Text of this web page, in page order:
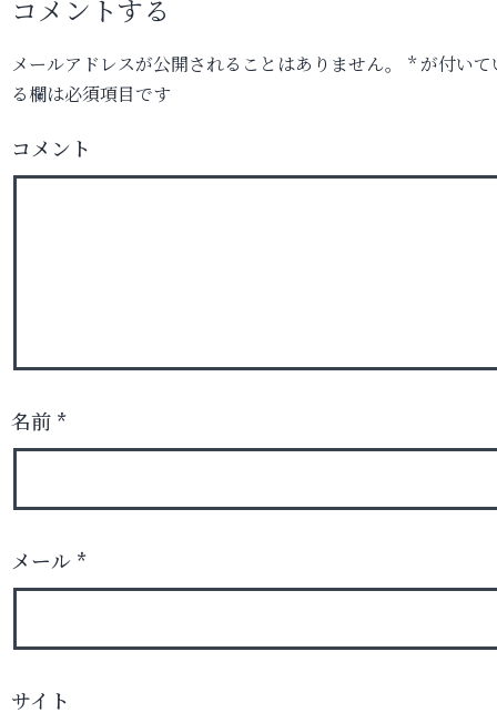
コメントする
メールアドレスが公開されることはありません。 *が付いて
る欄は必須項目です
コメント
名前 *
メール *
サイト